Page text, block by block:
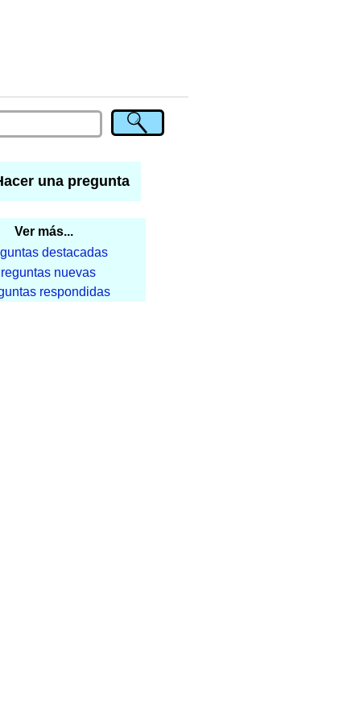
una pregunta
Ver más...
destacadas
nuevas
respondidas